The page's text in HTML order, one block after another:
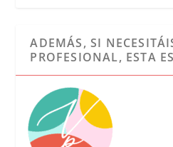
ADEMÁS, SI
PROFESIONAL, ESTA